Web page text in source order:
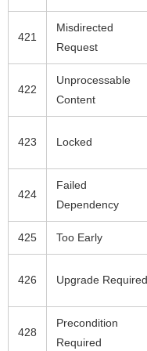
421
Misdirected
Request
422
Unprocessable
Content
423 Locked
424
Failed
Dependency
425 Too Early
426 Upgrade Required
428
Precondition
Required